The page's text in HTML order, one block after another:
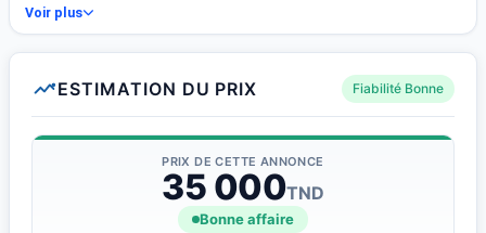
Voir plus
ESTIMATION DU PRIX Fiabilité Bonne
PRIX DE CETTE ANNONCE
35 000TND
Bonne affaire